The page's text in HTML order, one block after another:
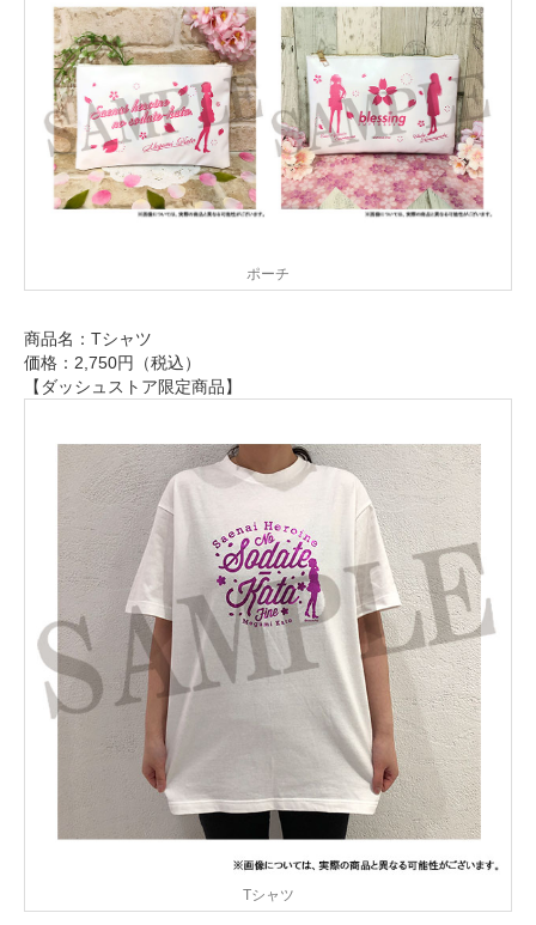
ポーチ
商品名：Tシャツ
価格：2,750円（税込）
【ダッシュストア限定商品】
Tシャツ